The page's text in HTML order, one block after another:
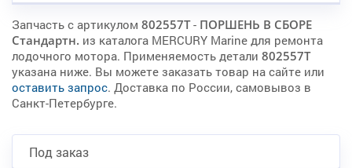
Запчасть с артикулом 802557T- ПОРШЕНЬ В СБОРЕ
Стандартн. из каталога MERCURY Marine для ремонта
лодочного мотора. Применяемость детали 802557T
указана ниже. Вы можете заказать товар на сайте или
оставить запрос. Доставка по России, самовывоз в
Санкт-Петербурге.
Под заказ